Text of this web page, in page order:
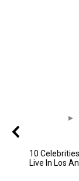
10
Live In Los